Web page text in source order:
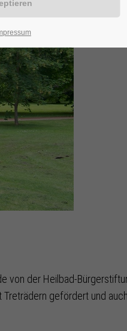
von der Heilbad-
gefördert und